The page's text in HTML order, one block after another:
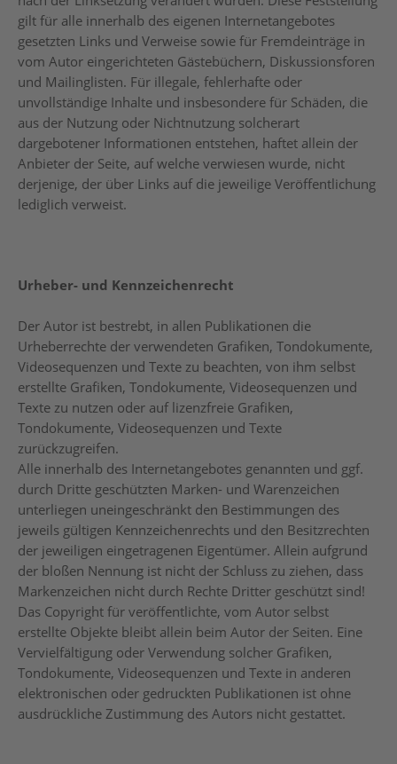
gilt für alle innerhalb des eigenen Internetangebotes
gesetzten Links und Verweise sowie für Fremdeinträge in
vom Autor eingerichteten Gästebüchern, Diskussionsforen
und Mailinglisten. Für illegale, fehlerhafte oder
unvollständige Inhalte und insbesondere für Schäden, die
aus der Nutzung oder Nichtnutzung solcherart
dargebotener Informationen entstehen, haftet allein der
Anbieter der Seite, auf welche verwiesen wurde, nicht
derjenige, der über Links auf die jeweilige Veröffentlichung
lediglich verweist.
Urheber- und Kennzeichenrecht
Der Autor ist bestrebt, in allen Publikationen die
Urheberrechte der verwendeten Grafiken, Tondokumente,
Videosequenzen und Texte zu beachten, von ihm selbst
erstellte Grafiken, Tondokumente, Videosequenzen und
Texte zu nutzen oder auf lizenzfreie Grafiken,
Tondokumente, Videosequenzen und Texte
zurückzugreifen.
Alle innerhalb des Internetangebotes genannten und ggf.
durch Dritte geschützten Marken- und Warenzeichen
unterliegen uneingeschränkt den Bestimmungen des
jeweils gültigen Kennzeichenrechts und den Besitzrechten
der jeweiligen eingetragenen Eigentümer. Allein aufgrund
der bloßen Nennung ist nicht der Schluss zu ziehen, dass
Markenzeichen nicht durch Rechte Dritter geschützt sind!
Das Copyright für veröffentlichte, vom Autor selbst
erstellte Objekte bleibt allein beim Autor der Seiten. Eine
Vervielfältigung oder Verwendung solcher Grafiken,
Tondokumente, Videosequenzen und Texte in anderen
elektronischen oder gedruckten Publikationen ist ohne
ausdrückliche Zustimmung des Autors nicht gestattet.